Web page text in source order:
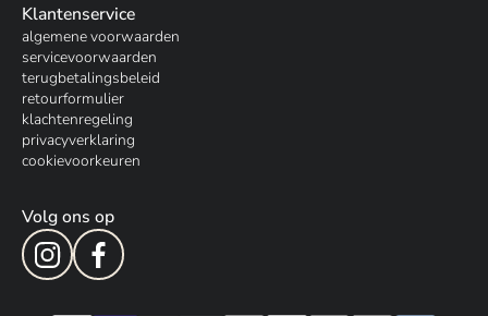
Klantenservice
algemene voorwaarden
servicevoorwaarden
terugbetalingsbeleid
retourformulier
klachtenregeling
privacyverklaring
cookievoorkeuren
Volg ons op